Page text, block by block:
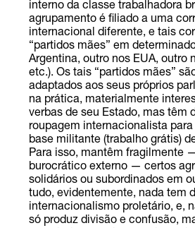
interno da classe trabalhadora
agrupamento é filiado a uma
internacional diferente, e tais
“partidos mães” em
Argentina, outro nos EUA, outro
etc.). Os tais “partidos mães”
adaptados aos seus próprios
na prática, materialmente
verbas de seu Estado, mas têm
roupagem internacionalista
base militante (trabalho grátis)
Para isso, mantêm fragilmente
burocrático externo — certos
solidários ou subordinados em
tudo, evidentemente, nada tem
internacionalismo proletário, e,
só produz divisão e confusão,